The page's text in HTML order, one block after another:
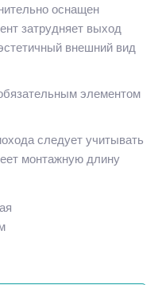
оснащен
затрудняет выход
внешний вид
элементом
следует учитывать
монтажную длину